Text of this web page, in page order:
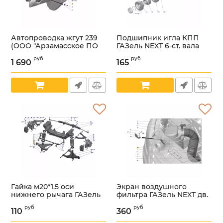
Автопроводка жгут 239
(ООО "Арзамасское ПО
Автопровод" ГАЗ
Оригинал) /
Артикул: УТ000006036
1 690 руб
Подшипник игла КПП
ГАЗель NEXT 6-ст. вала
промеж. и втор. (ООО
"НИЖЕГОРОДСКИЕ
/.3К50Х55Х30Е/
УТ000006099
165 руб
Гайка м20*1,5 оси
нижнего рычага ГАЗель
NEXT (ООО "ИНТЕХ" ГАЗ
Оригинал) /292068-59121/
Артикул: УТ000006110
110 руб
Экран воздушного
фильтра ГАЗель NEXT дв.
Cummins ISF 2.8L (ООО
"Стандартпласт" ГАЗ
360 руб